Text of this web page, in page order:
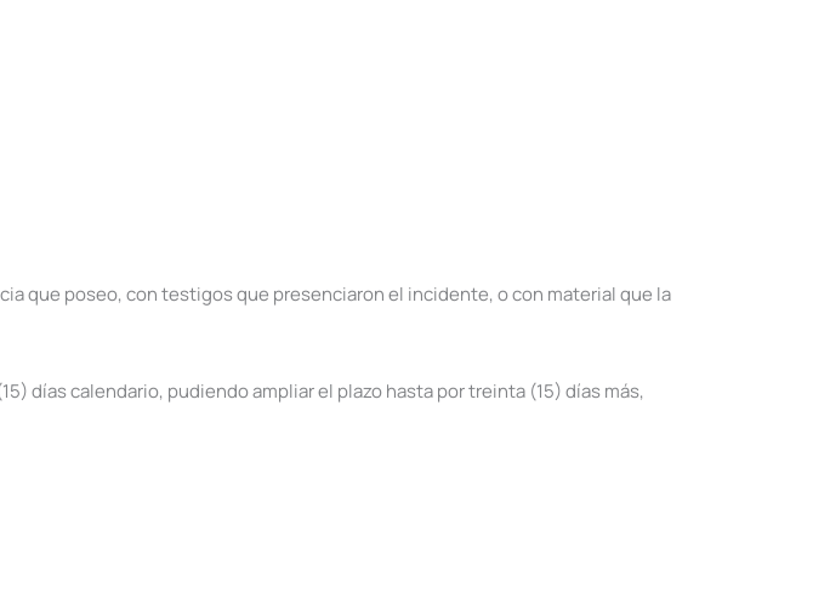
que poseo, con testigos que presenciaron el incidente, o con material que la
días calendario, pudiendo ampliar el plazo hasta por treinta (15) días más,